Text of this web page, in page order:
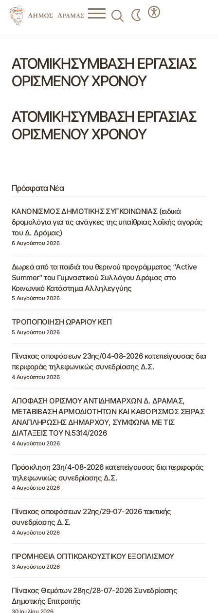
ΑΤΟΜΙΚΗΣΥΜΒΑΣΗ ΕΡΓΑΣΙΑΣ
ΟΡΙΣΜΕΝΟΥ ΧΡΟΝΟΥ
ΑΤΟΜΙΚΗΣΥΜΒΑΣΗ ΕΡΓΑΣΙΑΣ
ΟΡΙΣΜΕΝΟΥ ΧΡΟΝΟΥ
Πρόσφατα Νέα
ΚΑΝΟΝΙΣΜΟΣ ΔΗΜΟΤΙΚΗΣ ΣΥΓΚΟΙΝΩΝΙΑΣ (ειδικά
δρομολόγια για τις ανάγκες της υπαίθριας λαϊκής αγοράς
του Δ. Δράμας)
6 Αυγούστου 2026
Δωρεά από τα παιδιά του θερινού προγράμματος “Active
Summer” του Γυμναστικού Συλλόγου Δράμας στο
Κοινωνικό Κατάστημα Αλληλεγγύης
5 Αυγούστου 2026
ΤΡΟΠΟΠΟΙΗΣΗ ΩΡΑΡΙΟΥ ΚΕΠ
5 Αυγούστου 2026
Πίνακας αποφάσεων 23ης/04-08-2026 κατεπείγουσας δια
περιφοράς τηλεφωνικώς συνεδρίασης Δ.Σ.
4 Αυγούστου 2026
ΑΠΟΦΑΣΗ ΟΡΙΣΜΟΥ ΑΝΤΙΔΗΜΑΡΧΩΝ Δ. ΔΡΑΜΑΣ,
ΜΕΤΑΒΙΒΑΣΗ ΑΡΜΟΔΙΟΤΗΤΩΝ ΚΑΙ ΚΑΘΟΡΙΣΜΟΣ ΣΕΙΡΑΣ
ΑΝΑΠΛΗΡΩΣΗΣ ΔΗΜΑΡΧΟΥ, ΣΥΜΦΩΝΑ ΜΕ ΤΙΣ
ΔΙΑΤΑΞΕΙΣ ΤΟΥ Ν.5314/2026
4 Αυγούστου 2026
Πρόσκληση 23η/4-08-2026 κατεπείγουσας δια περιφοράς
τηλεφωνικώς συνεδρίασης Δ.Σ.
4 Αυγούστου 2026
Πίνακας αποφάσεων 22ης/29-07-2026 τακτικής
συνεδρίασης Δ.Σ.
4 Αυγούστου 2026
ΠΡΟΜΗΘΕΙΑ ΟΠΤΙΚΟΑΚΟΥΣΤΙΚΟΥ ΕΞΟΠΛΙΣΜΟΥ
3 Αυγούστου 2026
Πίνακας Θεμάτων 28ης/28-07-2026 Συνεδρίασης
Δημοτικής Επιτροπής
30 Ιουλίου 2026